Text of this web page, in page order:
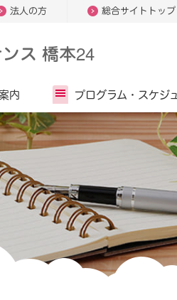
法人の方 総合サイトトップ
ス 橋本24
内 プログラム・ スケジ